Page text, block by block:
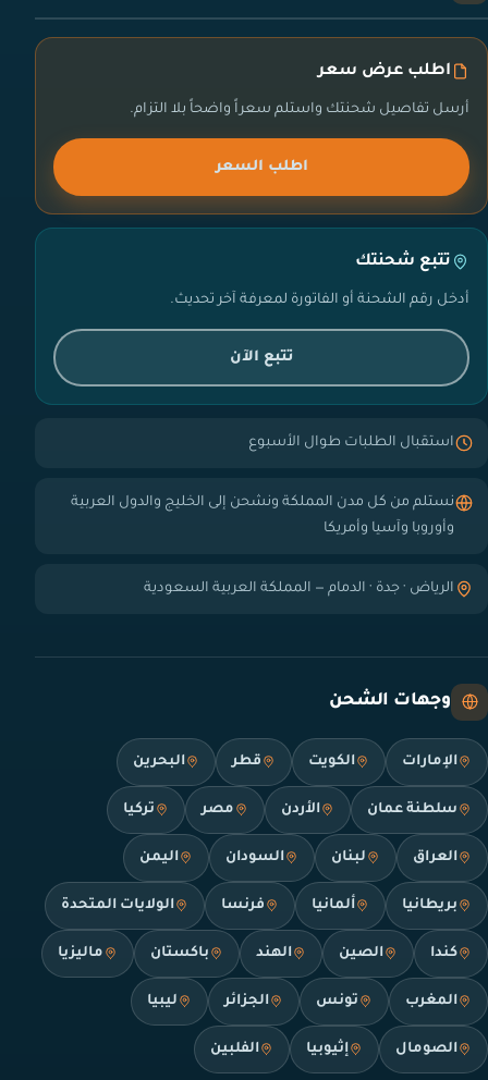
اطلب عرض سعر
أرسل تفاصيل شحنتك واستلم سعراً واضحاً بلا التزام.
اطلب السعر
تتبع شحنتك
أدخل رقم الشحنة أو الفاتورة لمعرفة آخر تحديث.
تتبع الآن
استقبال الطلبات طوال الأسبوع
نستلم من كل مدن المملكة ونشحن إلى الخليج والدول العربية
وأوروبا وآسيا وأمريكا
الرياض · جدة · الدمام — المملكة العربية السعودية
وجهات الشحن
الإمارات الكويت قطر البحرين
سلطنة عمان الأردن مصر تركيا
العراق لبنان السودان اليمن
بريطانيا ألمانيا فرنسا الولايات المتحدة
كندا الصين الهند باكستان ماليزيا
المغرب تونس الجزائر ليبيا
الصومال إثيوبيا الفلبين